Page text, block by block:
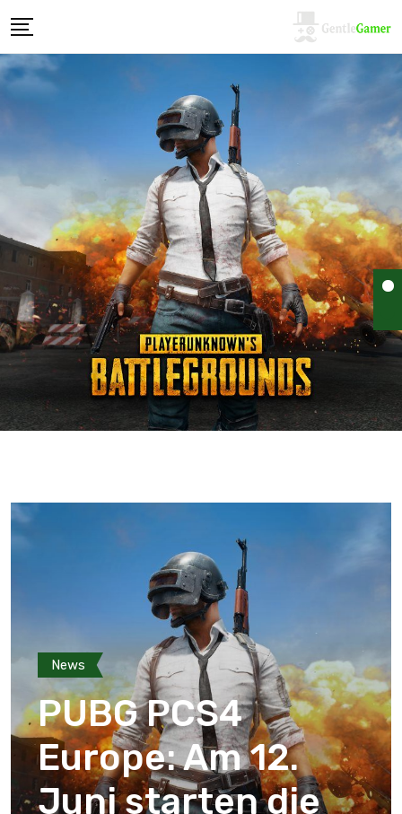
News
PUBG PCS4
Europe: Am 12.
Juni starten die